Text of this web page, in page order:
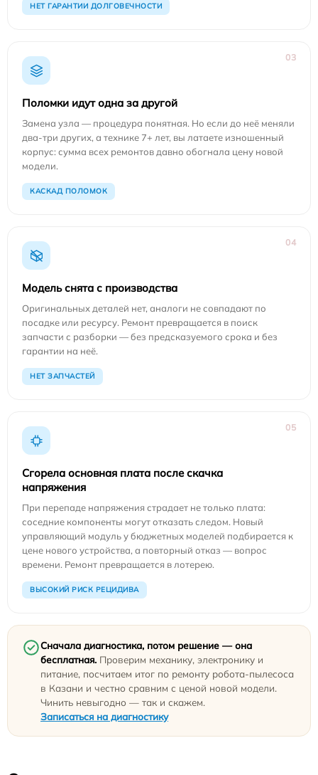
НЕТ ГАРАНТИИ ДОЛГОВЕЧНОСТИ
03
Поломки идут одна за другой
Замена узла — процедура понятная. Но если до неё меняли
два-три других, а технике 7+ лет, вы латаете изношенный
корпус: сумма всех ремонтов давно обогнала цену новой
модели.
КАСКАД ПОЛОМОК
04
Модель снята с производства
Оригинальных деталей нет, аналоги не совпадают по
посадке или ресурсу. Ремонт превращается в поиск
запчасти с разборки — без предсказуемого срока и без
гарантии на неё.
НЕТ ЗАПЧАСТЕЙ
05
Сгорела основная плата после скачка
напряжения
При перепаде напряжения страдает не только плата:
соседние компоненты могут отказать следом. Новый
управляющий модуль у бюджетных моделей подбирается к
цене нового устройства, а повторный отказ — вопрос
времени. Ремонт превращается в лотерею.
ВЫСОКИЙ РИСК РЕЦИДИВА
Сначала диагностика, потом решение — она
бесплатная. Проверим механику, электронику и
питание, посчитаем итог по ремонту робота-пылесоса
в Казани и честно сравним с ценой новой модели.
Чинить невыгодно — так и скажем.
Записаться на диагностику